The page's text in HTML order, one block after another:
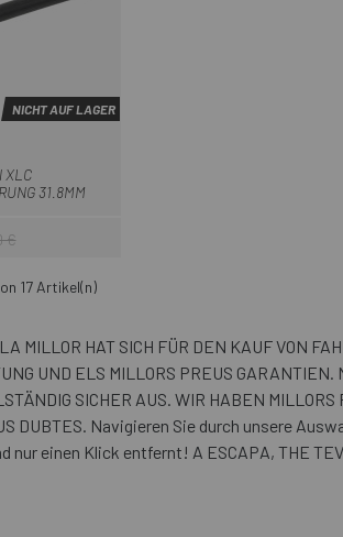
NICHT AUF LAGER
XLC
31.8MM
Preis
€
17 Artikel(n)
MILLOR HAT SICH FÜR DEN KAUF VON
UND ELS MILLORS PREUS
SICHER AUS. WIR HABEN
DUBTES. Navigieren Sie durch unsere
nur einen Klick entfernt! A ESCAPA, THE